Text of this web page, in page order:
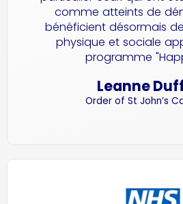
comme atteints de
bénéficient désormais
physique et sociale
programme
Leanne
Order of St John’s